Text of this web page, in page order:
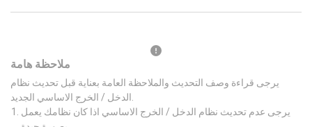
ملاحظة هامة
يرجى قراءة وصف التحديث والملاحظة العامة بعناية قبل تحديث نظام
يرجى عدم تحديث نظام الدخل / الخرج الاساسي اذا كان نظامك يعمل